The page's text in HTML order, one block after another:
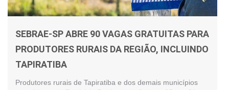
SEBRAE-SP ABRE 90 VAGAS GRATUITAS PARA
PRODUTORES RURAIS DA REGIÃO, INCLUINDO
TAPIRATIBA
Produtores rurais de Tapiratiba e dos demais municípios